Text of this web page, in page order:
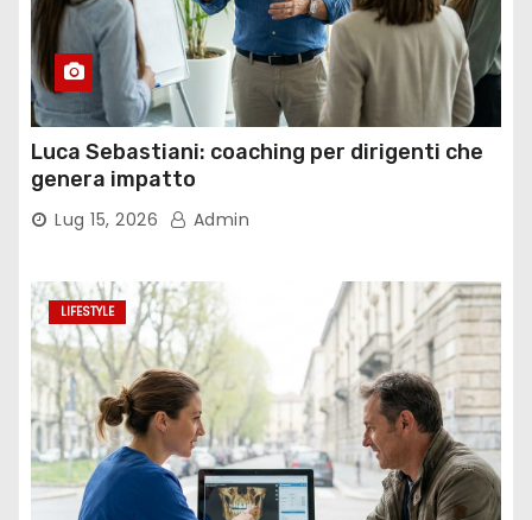
Luca Sebastiani: coaching per dirigenti che
genera impatto
Lug 15, 2026 Admin
LIFESTYLE